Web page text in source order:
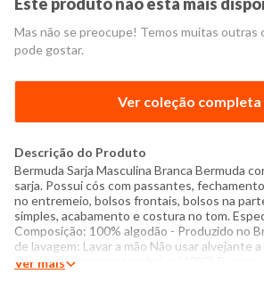
Mas não se preocupe! Temos muitas outras
pode gostar.
Ver coleção completa
Descrição do Produto
Bermuda Sarja Masculina Branca Bermuda
sarja. Possui cós com passantes,
no entremeio, bolsos frontais, bolsos na
simples, acabamento e costura no tom.
Composição: 100% algodão - Produzido no
de lavagem: Lavar a mão Não usar alvejante
Secar com temperatura baixa (40°C) Passar
Ver mais